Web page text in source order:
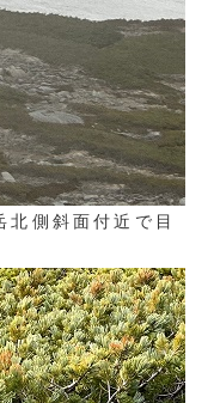
北側斜面付近で目